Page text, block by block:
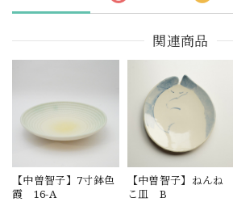
関連商品
【中曽智子】7寸鉢色
霞 16-A
【中曽智子】ねんね
こ皿 B